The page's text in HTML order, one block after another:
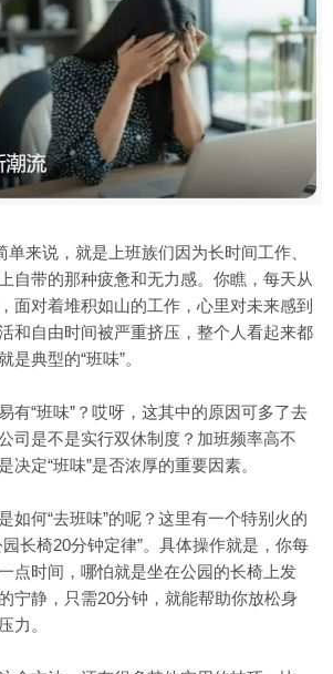
单来说，就是上班族们因为长时间工作、
自带的那种疲惫和无力感。你瞧，每天从
面对着堆积如山的工作，心里对未来感到
和自由时间被严重挤压，整个人看起来都
是典型的“班味”。
有“班味”？哎呀，这其中的原因可多了去
司是不是实行双休制度？加班频率高不
决定“班味”是否浓厚的重要因素。
如何“去班味”的呢？这里有一个特别火的
长椅20分钟定律”。具体操作就是，你每
点时间，哪怕就是坐在公园的长椅上发
宁静，只需20分钟，就能帮助你放松身
力。